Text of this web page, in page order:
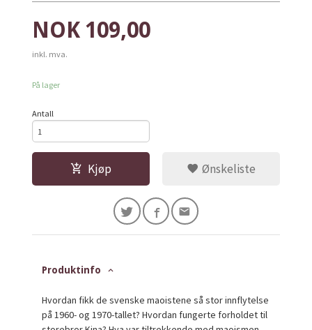
Pris
NOK 109,00
inkl. mva.
På lager
Antall
Kjøp Ønskeliste
Produktinfo
Hvordan fikk de svenske maoistene så stor innflytelse
på 1960- og 1970-tallet? Hvordan fungerte forholdet til